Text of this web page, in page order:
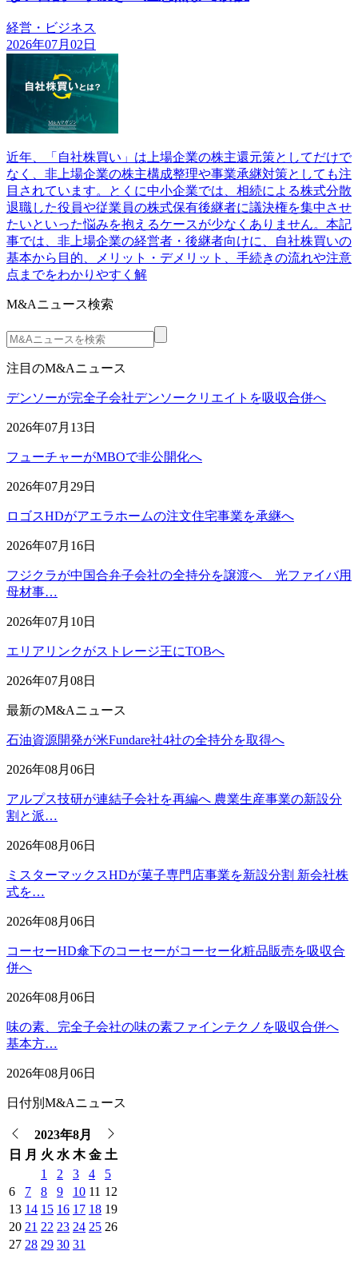
経営・ビジネス
2026年07月02日
近年、「自社株買い」は上場企業の株主還元策としてだけで
なく、非上場企業の株主構成整理や事業承継対策としても注
目されています。とくに中小企業では、相続による株式分散
退職した役員や従業員の株式保有後継者に議決権を集中させ
たいといった悩みを抱えるケースが少なくありません。本記
事では、非上場企業の経営者・後継者向けに、自社株買いの
基本から目的、メリット・デメリット、手続きの流れや注意
点までをわかりやすく解
M&Aニュース検索
注目のM&Aニュース
デンソーが完全子会社デンソークリエイトを吸収合併へ
2026年07月13日
フューチャーがMBOで非公開化へ
2026年07月29日
ロゴスHDがアエラホームの注文住宅事業を承継へ
2026年07月16日
フジクラが中国合弁子会社の全持分を譲渡へ 光ファイバ用
母材事…
2026年07月10日
エリアリンクがストレージ王にTOBへ
2026年07月08日
最新のM&Aニュース
石油資源開発が米Fundare社4社の全持分を取得へ
2026年08月06日
アルプス技研が連結子会社を再編へ 農業生産事業の新設分
割と派…
2026年08月06日
ミスターマックスHDが菓子専門店事業を新設分割 新会社株
式を…
2026年08月06日
コーセーHD傘下のコーセーがコーセー化粧品販売を吸収合
併へ
2026年08月06日
味の素、完全子会社の味の素ファインテクノを吸収合併へ
基本方…
2026年08月06日
日付別M&Aニュース
2023年8月
日 月 火 水 木 金 土
1
2 3 4
5
6
7 8 9 10 11 12
13 14 15 16 17 18 19
20 21 22 23 24 25 26
27 28 29 30 31